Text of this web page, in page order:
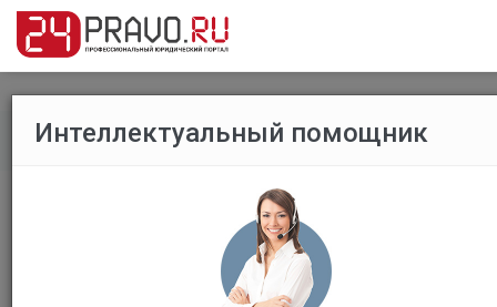
Помощь по сайту / Список наград на портале
Интеллектуальный помощник